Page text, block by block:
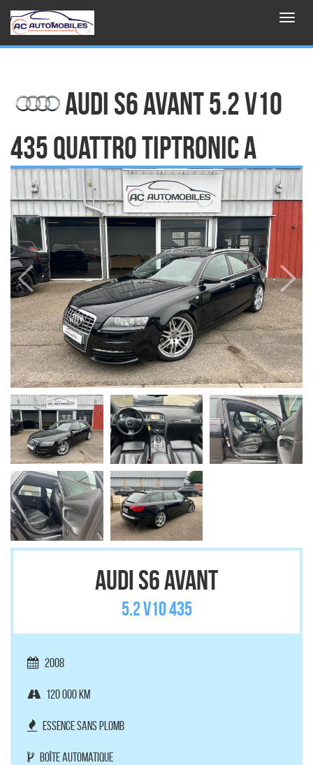
Aller au contenu principal
AUDI S6 AVANT 5.2 V10
435 Quattro Tiptronic A
AUDI S6 AVANT
5.2 V10 435
2008
120 000 km
Essence sans plomb
Boîte automatique